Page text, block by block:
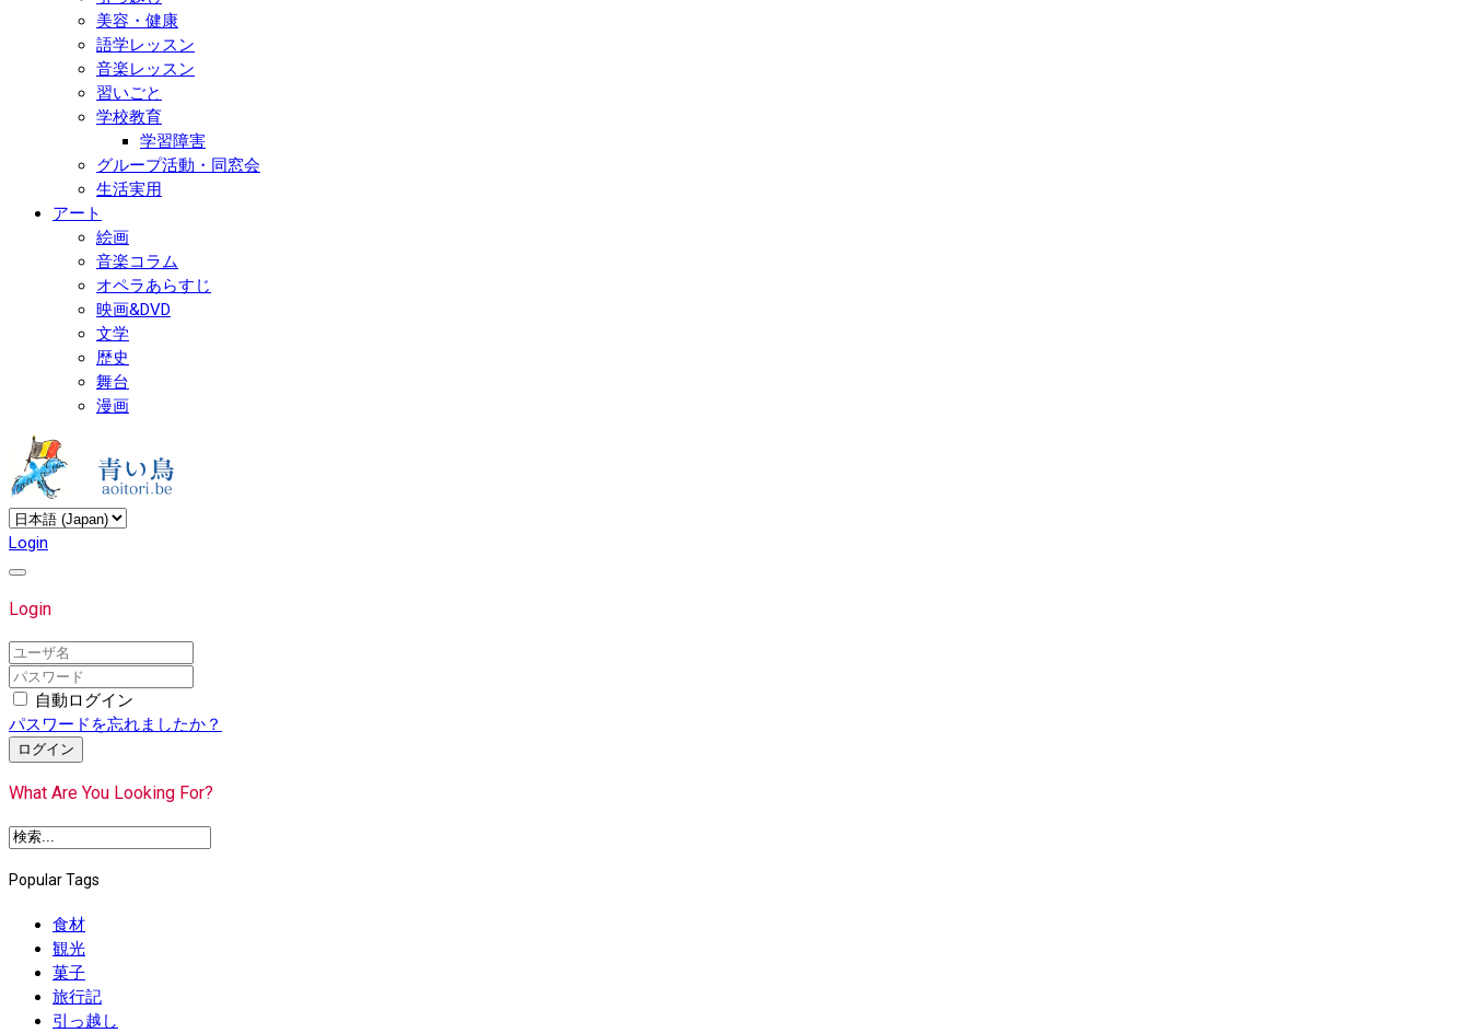
美容・健康
語学レッスン
音楽レッスン
習いごと
学校教育
学習障害
グループ活動・同窓会
生活実用
アート
絵画
音楽コラム
オペラあらすじ
映画&DVD
文学
歴史
舞台
漫画
Login
Login
自動ログイン
パスワードを忘れましたか？
ログイン
What Are You Looking For?
Popular Tags
食材
観光
菓子
旅行記
引っ越し